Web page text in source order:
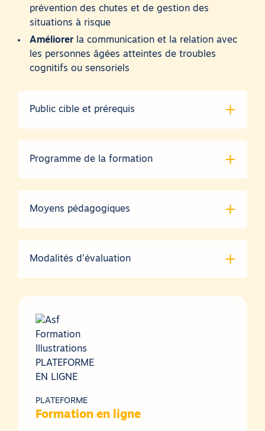
prévention des chutes et de gestion des
situations à risque
Améliorerla communication et la relation avec
les personnes âgées atteintes de troubles
cognitifs ou sensoriels
Public cible et prérequis
Programme de la formation
Moyens pédagogiques
Modalités d’évaluation
PLATEFORME
Formation en ligne